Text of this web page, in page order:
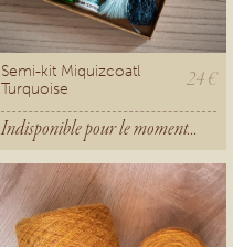
Semi-kit Miquizcoatl
Turquoise
24 €
Indisponible pour le moment...